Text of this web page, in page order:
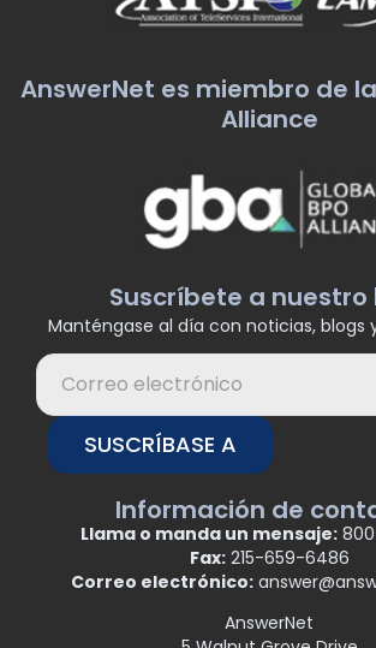
AnswerNet es miembro de
Alliance
Suscríbete a nuestro
Manténgase al día con noticias, blogs
SUSCRÍBASE A
Información de
Llama o manda un mensaje:
Fax:215-659-6486
Correo electrónico:
AnswerNet